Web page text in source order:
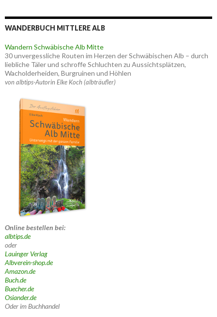
WANDERBUCH MITTLERE ALB
Wandern Schwäbische Alb Mitte
30 unvergessliche Routen im Herzen der Schwäbischen Alb – durch
liebliche Täler und schroffe Schluchten zu Aussichtsplätzen,
Wacholderheiden, Burgruinen und Höhlen
von albtips-Autorin Elke Koch (albträufler)
Online bestellen bei:
albtips.de
oder
Lauinger Verlag
Albverein-shop.de
Amazon.de
Buch.de
Buecher.de
Osiander.de
Oder im Buchhandel